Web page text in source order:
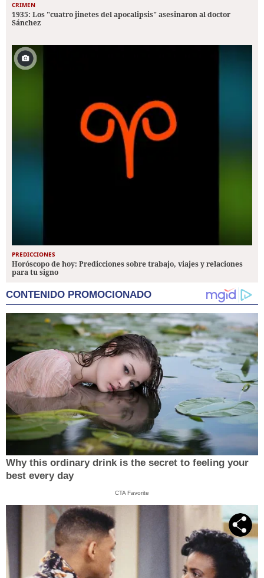
CRIMEN
1935: Los "cuatro jinetes del apocalipsis" asesinaron al doctor
Sánchez
PREDICCIONES
Horóscopo de hoy: Predicciones sobre trabajo, viajes y relaciones
para tu signo
CONTENIDO PROMOCIONADO
Why this ordinary drink is the secret to feeling your
best every day
CTA Favorite